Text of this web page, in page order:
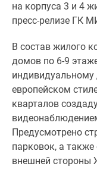
застройщики
Панорамы
Видеообзор
новостроек
Экспертиза
новостроек
Экология
Москвы
Подмосковья
Студии
на корпуса 3 и 4
пресс-релизе ГК
В состав жилого
домов по 6-9
индивидуальному
европейском
кварталов
Предусмотрено
парковок, а также
внешней стороны